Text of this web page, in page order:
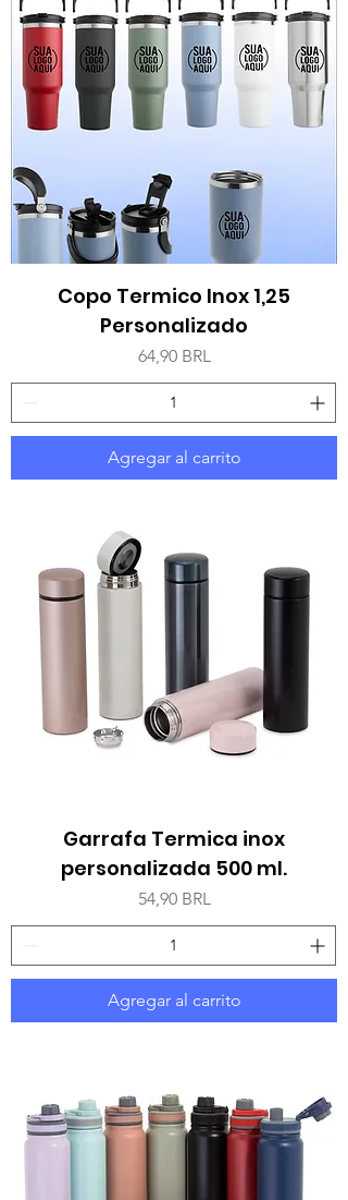
Copo Termico Inox 1,25
Personalizado
Precio
64,90 BRL
Agregar al carrito
Garrafa Termica inox
personalizada 500 ml.
Precio
54,90 BRL
Agregar al carrito